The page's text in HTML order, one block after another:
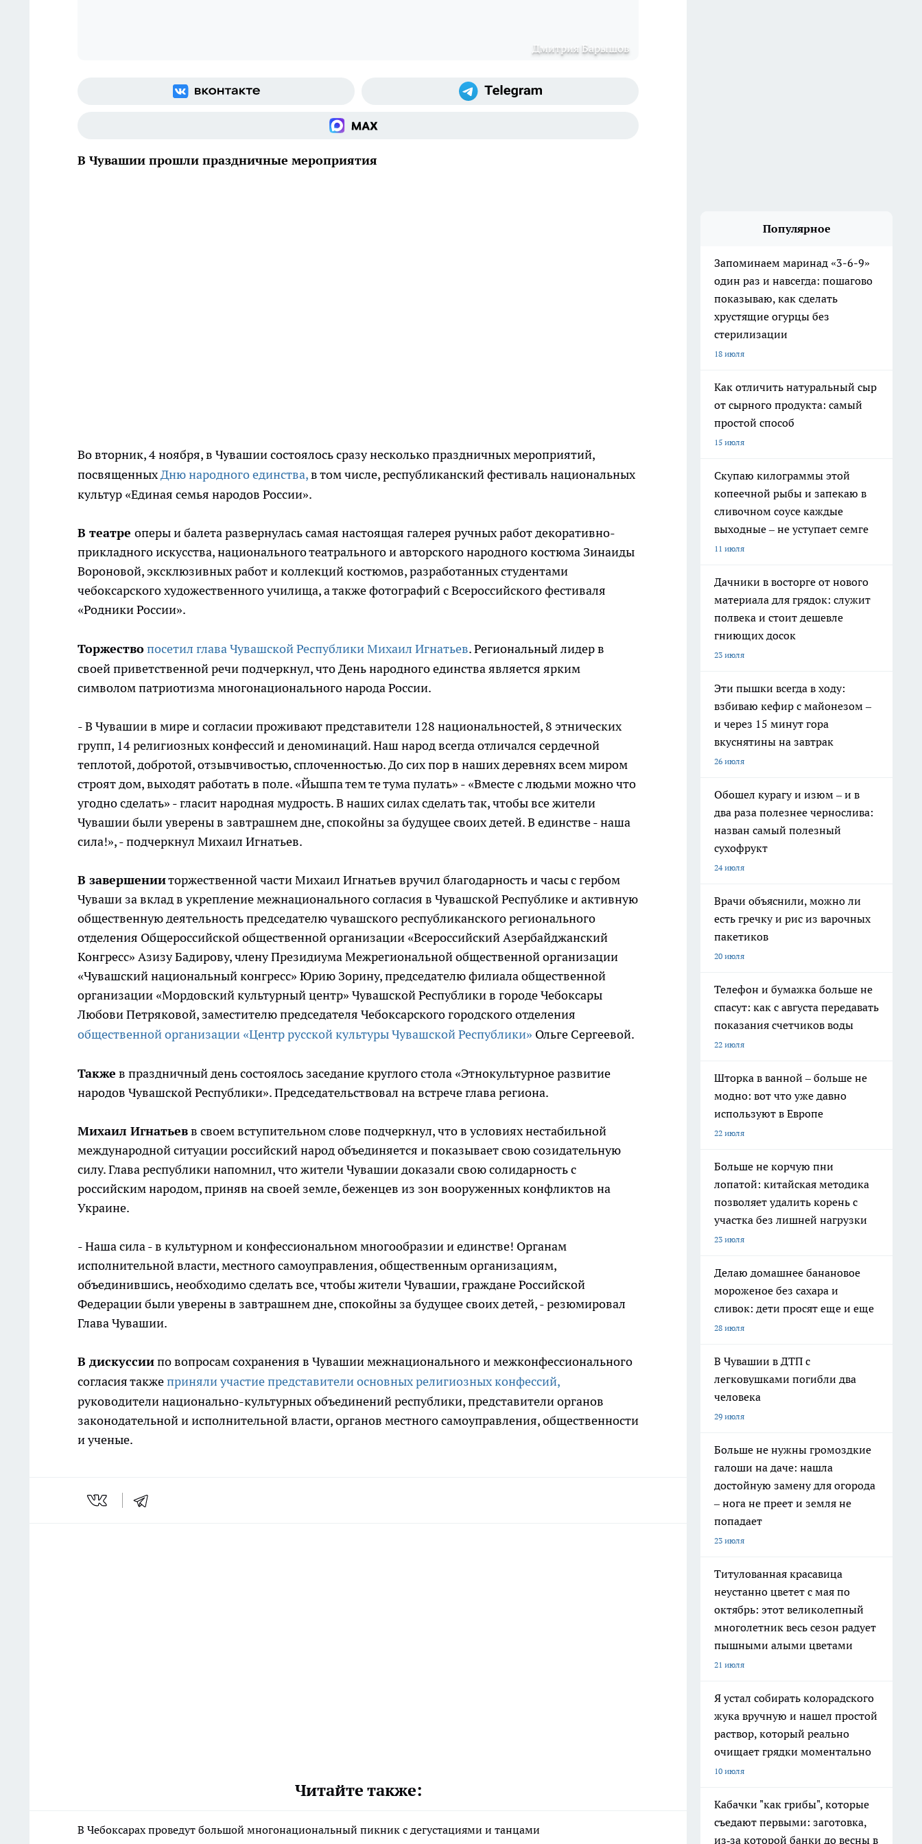
Дмитрия Барышов
В Чувашии прошли праздничные мероприятия
Во вторник, 4 ноября, в Чувашии состоялось сразу несколько праздничных мероприятий,
посвященныхДню народного единства,в том числе, республиканский фестиваль национальных
культур «Единая семья народов России».
В театре оперы и балета развернулась самая настоящая галерея ручных работ декоративно-
прикладного искусства, национального театрального и авторского народного костюма Зинаиды
Вороновой, эксклюзивных работ и коллекций костюмов, разработанных студентами
чебоксарского художественного училища, а также фотографий с Всероссийского фестиваля
«Родники России».
Торжествопосетил глава Чувашской Республики Михаил Игнатьев. Региональный лидер в
своей приветственной речи подчеркнул, что День народного единства является ярким
символом патриотизма многонационального народа России.
- В Чувашии в мире и согласии проживают представители 128 национальностей, 8 этнических
групп, 14 религиозных конфессий и деноминаций. Наш народ всегда отличался сердечной
теплотой, добротой, отзывчивостью, сплоченностью. До сих пор в наших деревнях всем миром
строят дом, выходят работать в поле. «Йышпа тем те тума пулать» - «Вместе с людьми можно что
угодно сделать» - гласит народная мудрость. В наших силах сделать так, чтобы все жители
Чувашии были уверены в завтрашнем дне, спокойны за будущее своих детей. В единстве - наша
сила!», - подчеркнул Михаил Игнатьев.
В завершенииторжественной части Михаил Игнатьев вручил благодарность и часы с гербом
Чуваши за вклад в укрепление межнационального согласия в Чувашской Республике и активную
общественную деятельность председателю чувашского республиканского регионального
отделения Общероссийской общественной организации «Всероссийский Азербайджанский
Конгресс» Азизу Бадирову, члену Президиума Межрегиональной общественной организации
«Чувашский национальный конгресс» Юрию Зорину, председателю филиала общественной
организации «Мордовский культурный центр» Чувашской Республики в городе Чебоксары
Любови Петряковой, заместителю председателя Чебоксарского городского отделения
общественной организации «Центр русской культуры Чувашской Республики» Ольге Сергеевой.
Также в праздничный день состоялось заседание круглого стола «Этнокультурное развитие
народов Чувашской Республики». Председательствовал на встрече глава региона.
Михаил Игнатьевв своем вступительном слове подчеркнул, что в условиях нестабильной
международной ситуации российский народ объединяется и показывает свою созидательную
силу. Глава республики напомнил, что жители Чувашии доказали свою солидарность с
российским народом, приняв на своей земле, беженцев из зон вооруженных конфликтов на
Украине.
- Наша сила - в культурном и конфессиональном многообразии и единстве! Органам
исполнительной власти, местного самоуправления, общественным организациям,
объединившись, необходимо сделать все, чтобы жители Чувашии, граждане Российской
Федерации были уверены в завтрашнем дне, спокойны за будущее своих детей, - резюмировал
Глава Чувашии.
В дискуссиипо вопросам сохранения в Чувашии межнационального и межконфессионального
согласия такжеприняли участие представители основных религиозных конфессий,
руководители национально-культурных объединений республики, представители органов
законодательной и исполнительной власти, органов местного самоуправления, общественности
и ученые.
Читайте также:
В Чебоксарах проведут большой многонациональный пикник с дегустациями и танцами
Популярное
Запоминаем маринад «3-6-9»
один раз и навсегда: пошагово
показываю, как сделать
хрустящие огурцы без
стерилизации
18 июля
Как отличить натуральный сыр
от сырного продукта: самый
простой способ
15 июля
Скупаю килограммы этой
копеечной рыбы и запекаю в
сливочном соусе каждые
выходные – не уступает семге
11 июля
Дачники в восторге от нового
материала для грядок: служит
полвека и стоит дешевле
гниющих досок
23 июля
Эти пышки всегда в ходу:
взбиваю кефир с майонезом –
и через 15 минут гора
вкуснятины на завтрак
26 июля
Обошел курагу и изюм – и в
два раза полезнее чернослива:
назван самый полезный
сухофрукт
24 июля
Врачи объяснили, можно ли
есть гречку и рис из варочных
пакетиков
20 июля
Телефон и бумажка больше не
спасут: как с августа передавать
показания счетчиков воды
22 июля
Шторка в ванной – больше не
модно: вот что уже давно
используют в Европе
22 июля
Больше не корчую пни
лопатой: китайская методика
позволяет удалить корень с
участка без лишней нагрузки
23 июля
Делаю домашнее банановое
мороженое без сахара и
сливок: дети просят еще и еще
28 июля
В Чувашии в ДТП с
легковушками погибли два
человека
29 июля
Больше не нужны громоздкие
галоши на даче: нашла
достойную замену для огорода
– нога не преет и земля не
попадает
23 июля
Титулованная красавица
неустанно цветет с мая по
октябрь: этот великолепный
многолетник весь сезон радует
пышными алыми цветами
21 июля
Я устал собирать колорадского
жука вручную и нашел простой
раствор, который реально
очищает грядки моментально
10 июля
Кабачки "как грибы", которые
съедают первыми: заготовка,
из‑за которой банки до весны в